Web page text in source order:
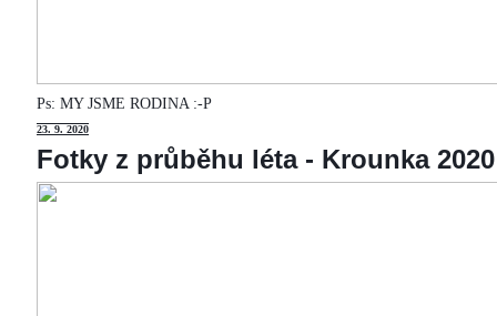
Ps: MY JSME RODINA :-P
23. 9. 2020
Fotky z průběhu léta - Krounka